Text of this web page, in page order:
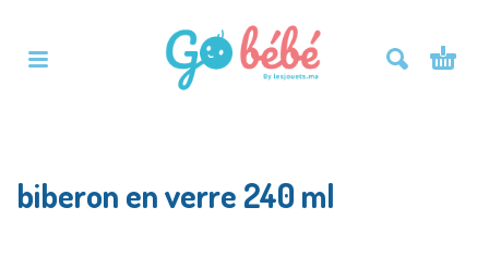
biberon en verre 240 ml